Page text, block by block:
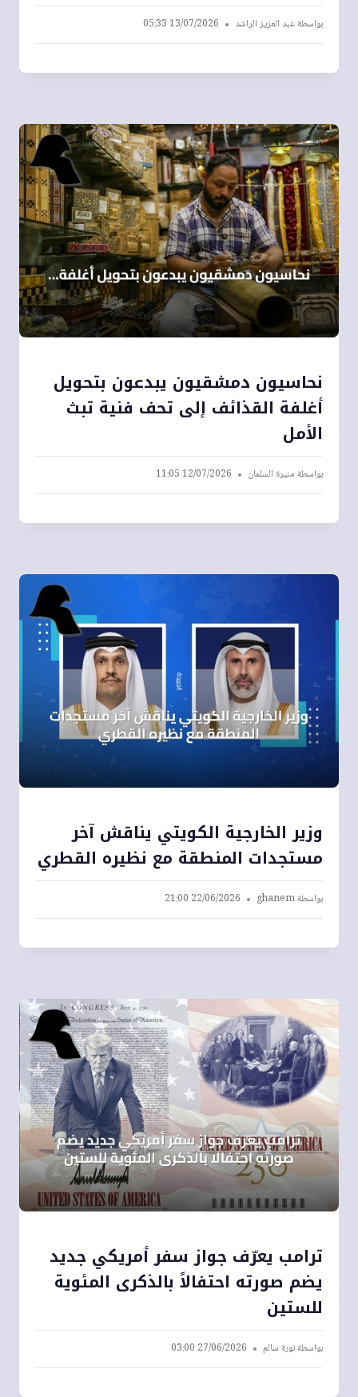
بواسطةعبد العزيز الراشد 13/07/2026 05:33
نحاسيون دمشقيون يبدعون بتحويل
أغلفة القذائف إلى تحف فنية تبث
الأمل
بواسطةمنيرة السلمان 12/07/2026 11:05
وزير الخارجية الكويتي يناقش آخر
مستجدات المنطقة مع نظيره القطري
بواسطةghanem
22/06/2026 21:00
ترامب يعرّف جواز سفر أمريكي جديد
يضم صورته احتفالاً بالذكرى المئوية
للستين
بواسطةنورة سالم 27/06/2026 03:00